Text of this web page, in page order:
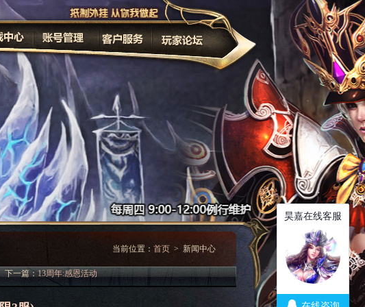
画
修改密码
家长监护
当前位置： 首页 > 新闻中心
一篇：13周年:感恩活动